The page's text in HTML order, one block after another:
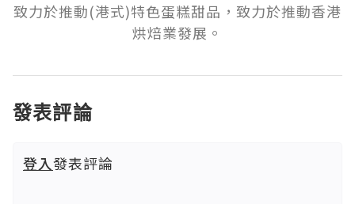
致力於推動(港式)特色蛋糕甜品，致力於推動香港
烘焙業發展。
發表評論
登入發表評論